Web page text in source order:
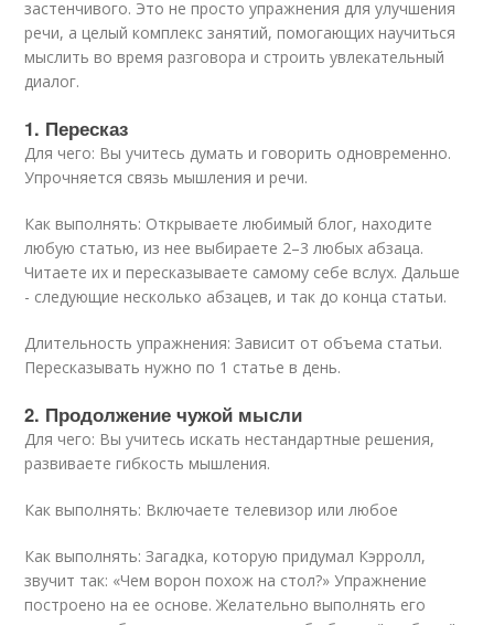
застенчивого. Это не просто упражнения для улучшения
речи, а целый комплекс занятий, помогающих научиться
мыслить во время разговора и строить увлекательный
диалог.
1. Пересказ
Для чего: Вы учитесь думать и говорить одновременно.
Упрочняется связь мышления и речи.
Как выполнять: Открываете любимый блог, находите
любую статью, из нее выбираете 2–3 любых абзаца.
Читаете их и пересказываете самому себе вслух. Дальше
- следующие несколько абзацев, и так до конца статьи.
Длительность упражнения: Зависит от объема статьи.
Пересказывать нужно по 1 статье в день.
2. Продолжение чужой мысли
Для чего: Вы учитесь искать нестандартные решения,
развиваете гибкость мышления.
Как выполнять: Включаете телевизор или любое
Как выполнять: Загадка, которую придумал Кэрролл,
звучит так: «Чем ворон похож на стол?» Упражнение
построено на ее основе. Желательно выполнять его